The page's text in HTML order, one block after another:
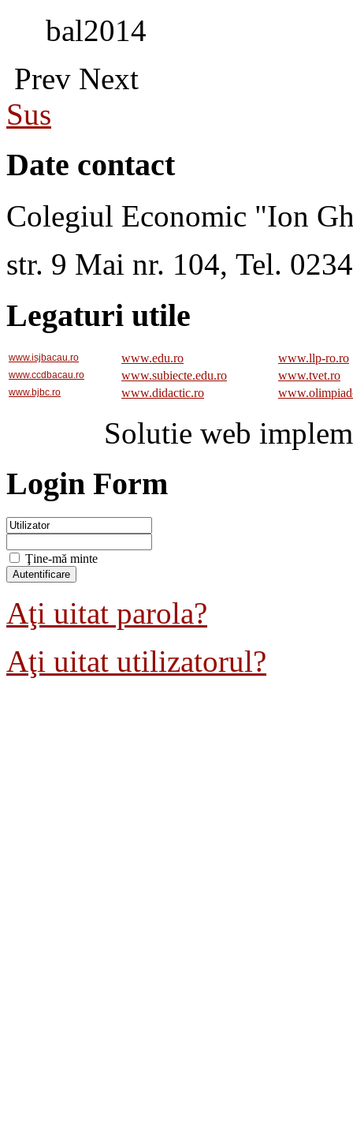
bal2014
Prev Next
Sus
Date contact
Colegiul Economic "Ion
str. 9 Mai nr. 104, Tel.
Legaturi utile
www.isjbacau.ro www.edu.ro www.llp-ro.ro
www.ccdbacau.ro www.subiecte.edu.ro www.tvet.ro
www.bjbc.ro www.didactic.ro
Solutie web
Login Form
Ţine-mă minte
Aţi uitat parola?
Aţi uitat utilizatorul?